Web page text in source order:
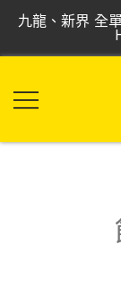
Skip
content
九龍、新界 全